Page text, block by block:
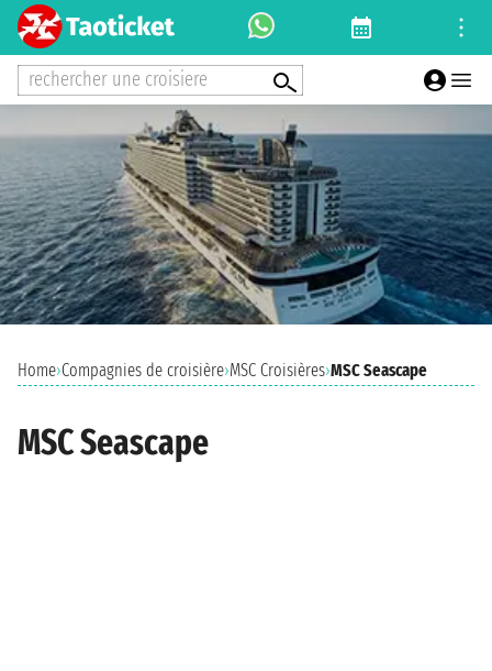
rechercher une croisiere
Home›Compagnies de croisière›MSC Croisières›MSC Seascape
MSC Seascape